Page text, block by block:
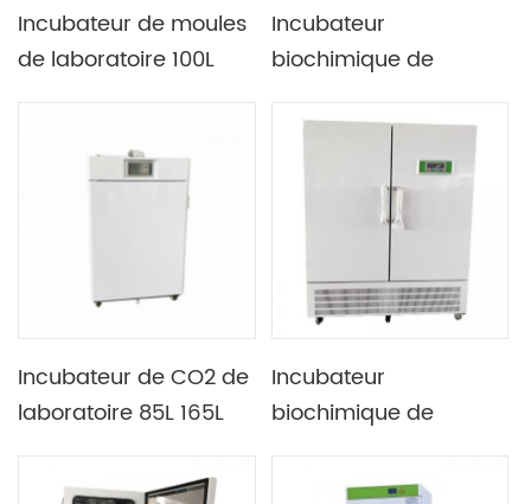
Incubateur de moules
de laboratoire 100L
stérilisation UV
Incubateur
biochimique de
température avec
fonction de contrôle
automatique chaud et
Incubateur de CO2 de
laboratoire 85L 165L
micro-ordinateur
Incubateur
biochimique de
et 1675L avec